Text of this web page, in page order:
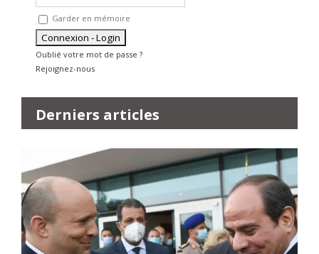
Garder en mémoire
Oublié votre mot de passe ?
Rejoignez-nous
Derniers articles